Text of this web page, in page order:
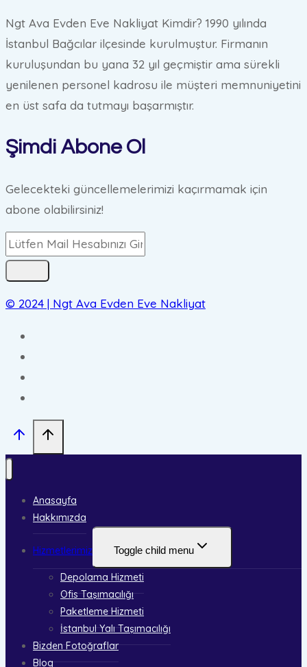
Ngt Ava Evden Eve Nakliyat Kimdir? 1990 yılında
İstanbul Bağcılar ilçesinde kurulmuştur. Firmanın
kuruluşundan bu yana 32 yıl geçmiştir ama sürekli
yenilenen personel kadrosu ile müşteri memnuniyetini
en üst safa da tutmayı başarmıştır.
Şimdi Abone Ol
Gelecekteki güncellemelerimizi kaçırmamak için
abone olabilirsiniz!
© 2024 | Ngt Ava Evden Eve Nakliyat
Anasayfa
Hakkımızda
Hizmetlerimiz Toggle child menu
Depolama Hizmeti
Ofis Taşımacılığı
Paketleme Hizmeti
İstanbul Yalı Taşımacılığı
Bizden Fotoğraflar
Blog